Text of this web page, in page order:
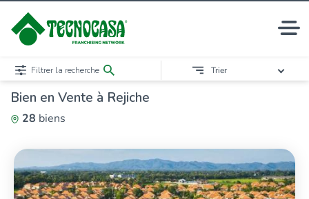
Bien en Vente à Rejiche
28 biens
Filtrer la recherche Trier